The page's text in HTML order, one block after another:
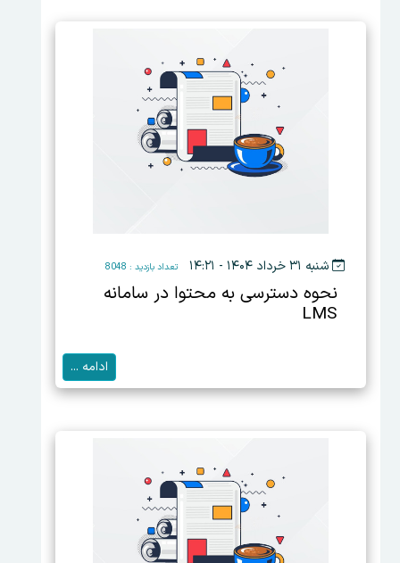
شنبه ۳۱ خرداد ۱۴۰۴ - ۱۴:۲۱ تعداد بازدید : 8048
نحوه دسترسی به محتوا در سامانه
LMS
ادامه ...